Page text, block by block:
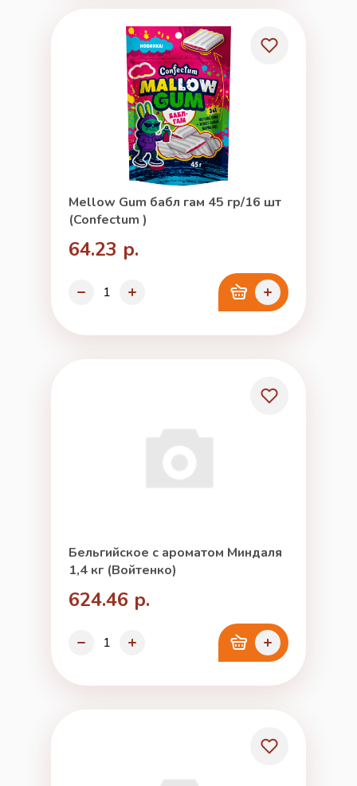
Mellow Gum бабл гам 45 гр/16 шт
(Confectum )
64.23 р.
Бельгийское с ароматом Миндаля
1,4 кг (Войтенко)
624.46 р.